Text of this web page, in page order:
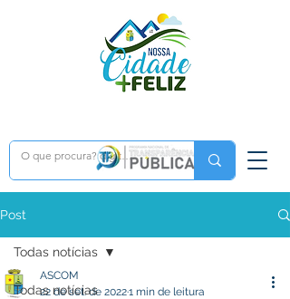
Post
Todas notícias
Todas notícias
ASCOM
22 de set. de 20221 min de leitura